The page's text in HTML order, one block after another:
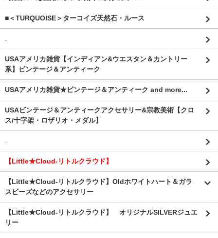
■＜TURQUOISE＞ターコイズ天然石・ルース
USAアメリカ雑貨【インディアン&ウエスタン＆カントリー
系】ビンテージ＆アンティーク
USAアメリカ雑貨★ビンテージ＆アンティーク and more...
USAビンテージ＆アンティークアクセサリー&宗教美術【クロ
ス/十字架・ロザリオ・メダル】
【Little★Cloud-リトルクラウド】
【Little★Cloud-リトルクラウド】Oldホワイトハート＆ガラ
スビーズなどのアクセサリー
【Little★Cloud-リトルクラウド】 オリジナルSILVERジュエ
リー